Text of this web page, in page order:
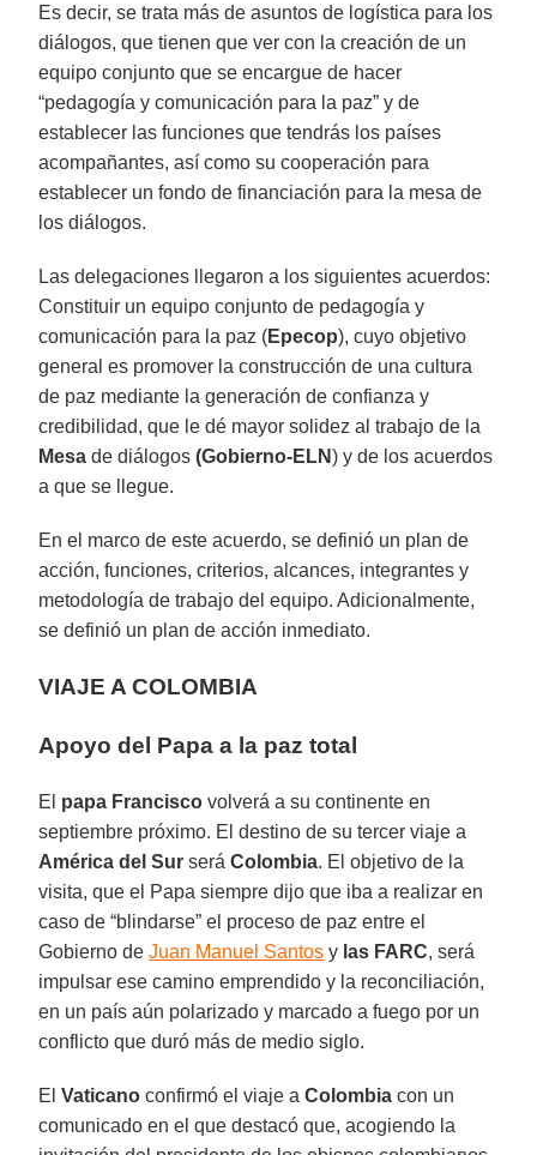
Es decir, se trata más de asuntos de logística para los
diálogos, que tienen que ver con la creación de un
equipo conjunto que se encargue de hacer
“pedagogía y comunicación para la paz” y de
establecer las funciones que tendrás los países
acompañantes, así como su cooperación para
establecer un fondo de financiación para la mesa de
los diálogos.
Las delegaciones llegaron a los siguientes acuerdos:
Constituir un equipo conjunto de pedagogía y
comunicación para la paz (Epecop), cuyo objetivo
general es promover la construcción de una cultura
de paz mediante la generación de confianza y
credibilidad, que le dé mayor solidez al trabajo de la
Mesa de diálogos(Gobierno-ELN) y de los acuerdos
a que se llegue.
En el marco de este acuerdo, se definió un plan de
acción, funciones, criterios, alcances, integrantes y
metodología de trabajo del equipo. Adicionalmente,
se definió un plan de acción inmediato.
VIAJE A COLOMBIA
Apoyo del Papa a la paz total
El papa Francisco volverá a su continente en
septiembre próximo. El destino de su tercer viaje a
América del Sur seráColombia. El objetivo de la
visita, que el Papa siempre dijo que iba a realizar en
caso de “blindarse” el proceso de paz entre el
Gobierno deJuan Manuel Santos y las FARC, será
impulsar ese camino emprendido y la reconciliación,
en un país aún polarizado y marcado a fuego por un
conflicto que duró más de medio siglo.
ElVaticano confirmó el viaje aColombia con un
comunicado en el que destacó que, acogiendo la